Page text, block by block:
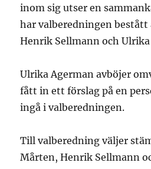
inom sig utser en
har valberedningen
Henrik Sellmann och
Ulrika Agerman avböjer
fått in ett förslag på en
ingå i valberedningen.
Till valberedning väljer
Mårten, Henrik Sellmann